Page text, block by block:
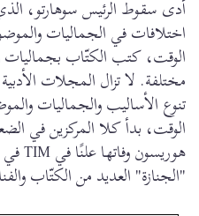
أدى سقوط الرئيس سوهارتو،
اختلافات في الجماليات
الوقت، كتب الكتّاب
تنوع الأساليب والجماليات
الوقت، بدأ كلا المركزين في
"الجنازة" العديد من الكتّاب